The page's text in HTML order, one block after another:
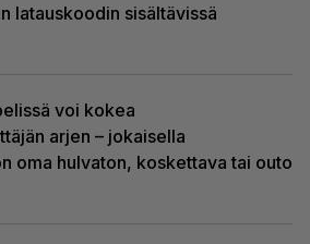
latauskoodin sisältävissä
voi kokea
arjen – jokaisella
oma hulvaton, koskettava tai outo